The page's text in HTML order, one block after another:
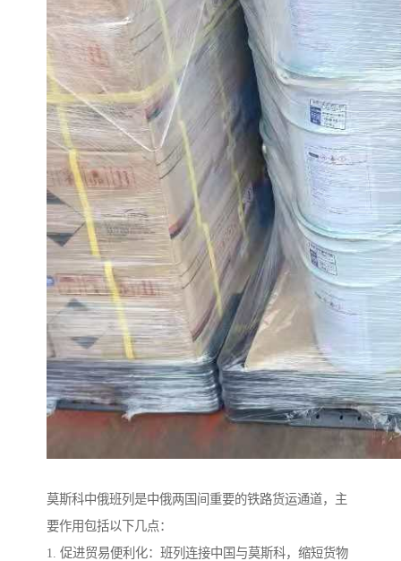
莫斯科中俄班列是中俄两国间重要的铁路货运通道，主
要作用包括以下几点：
1. 促进贸易便利化：班列连接中国与莫斯科，缩短货物